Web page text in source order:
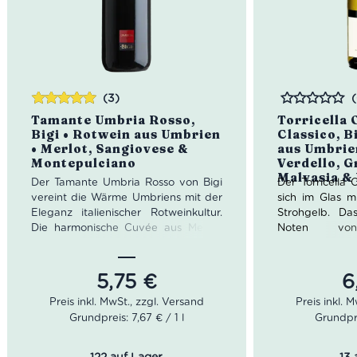
Tamante Umbria Rosso,
Bigi • Rotwein aus Umbrien
• Merlot, Sangiovese &
Montepulciano
(3)
Der Tamante Umbria Rosso von Bigi
vereint die Wärme Umbriens mit der
Eleganz italienischer Rotweinkultur.
Die harmonische Cuvée aus Merlot,
begeistert mit Aromen von Kirschen,
Veilchen und feinen Gewürzen sowie
einem angenehm weichen,
vollmundigen Geschmack. Ein
vielseitiger italienischer Rotwein für
entspannte Abende mit Freunden.
5,75 €
Bewertet
mit5.00von
5
Grundpreis: 7,67 € / 1 l
Torricella
Classico,
aus
Verdello,
Malvasia
Bewertet
Der Torricella
sich im Glas
Strohgelb.
Noten von
Farbe:
Geruch: